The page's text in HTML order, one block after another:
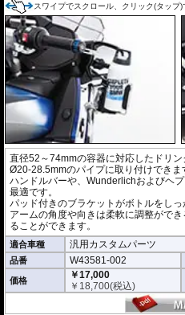
スワイプでスクロール、クリック(タップ)
直径52～74mmの容器に対応したドリン
Ø20-28.5mmのパイプに取り付けできま
ハンドルバーや、Wunderlichおよびヘ
最適です。
パッド付きのブラケットがボトルをしっ
アームの角度や向きは柔軟に調整がで
ることができます。
適合車種 汎用カスタムパーツ
品番 W43581-002
価格
￥17,000
￥ 18,700(税込)